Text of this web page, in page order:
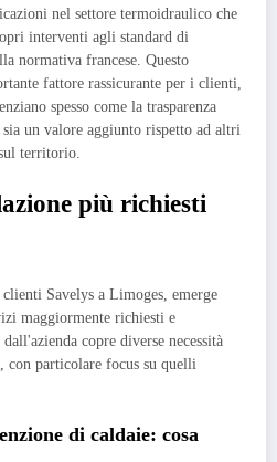
nel settore termoidraulico che
interventi agli standard di
normativa francese. Questo
fattore rassicurante per i clienti,
spesso come la trasparenza
un valore aggiunto rispetto ad altri
territorio.
più richiesti
Savelys a Limoges, emerge
maggiormente richiesti e
copre diverse necessità
con particolare focus su quelli
di caldaie: cosa